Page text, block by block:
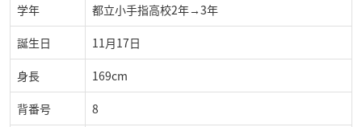
学年 都立小手指高校2年→3年
誕生日 11月17日
身長 169cm
背番号 8